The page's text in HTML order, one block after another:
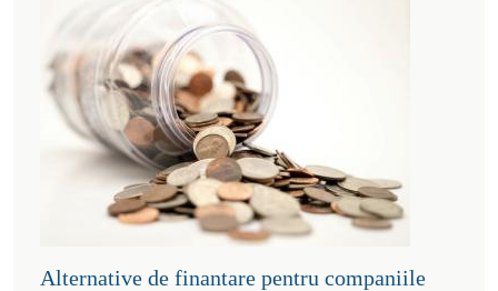
Alternative de finantare pentru companiile